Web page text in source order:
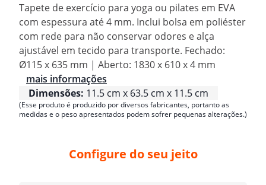
Tapete de exercício para yoga ou pilates em EVA
com espessura até 4 mm. Inclui bolsa em poliéster
com rede para não conservar odores e alça
ajustável em tecido para transporte. Fechado:
Ø115 x 635 mm | Aberto: 1830 x 610 x 4 mm
mais informações
Dimensões: 11.5 cm x 63.5 cm x 11.5 cm
(Esse produto é produzido por diversos fabricantes, portanto as
medidas e o peso apresentados podem sofrer pequenas alterações.)
Configure do seu jeito